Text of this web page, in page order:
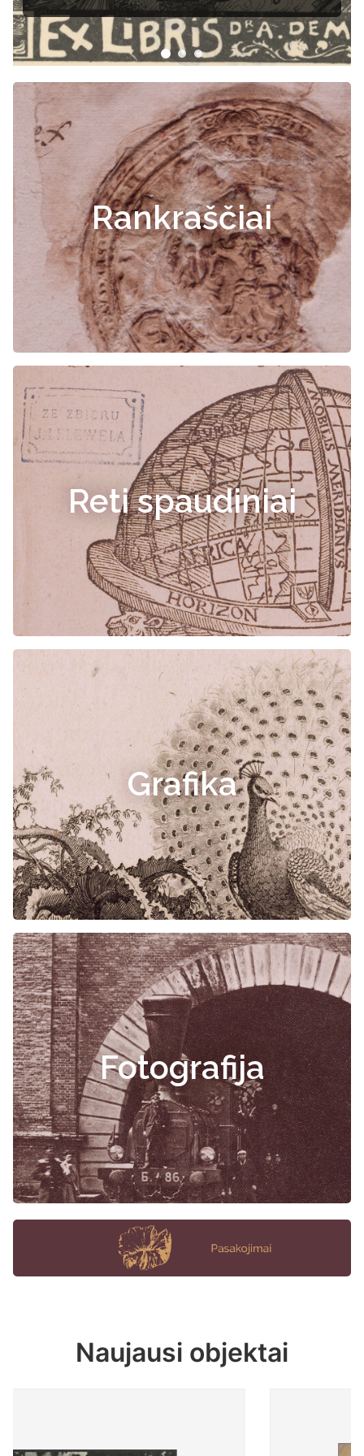
Rankraščiai
Reti spaudiniai
Grafika
Fotografija
Naujausi objektai